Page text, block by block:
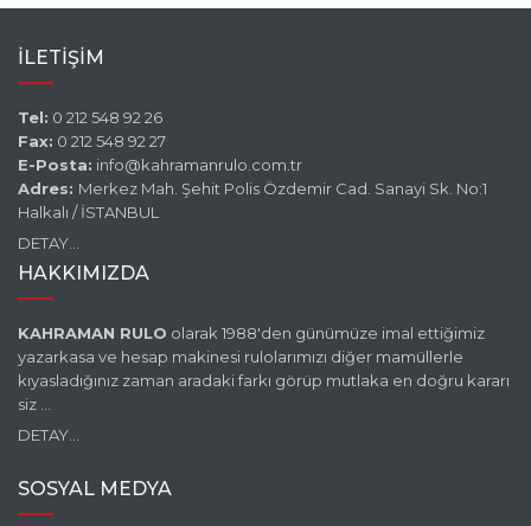
İLETİŞİM
Tel: 0 212 548 92 26
Fax: 0 212 548 92 27
E-Posta: info@kahramanrulo.com.tr
Adres: Merkez Mah. Şehit Polis Özdemir Cad. Sanayi Sk. No:1
Halkalı / İSTANBUL
DETAY...
HAKKIMIZDA
KAHRAMAN RULO olarak 1988'den günümüze imal ettiğimiz
yazarkasa ve hesap makinesi rulolarımızı diğer mamüllerle
kıyasladığınız zaman aradaki farkı görüp mutlaka en doğru kararı
siz ...
DETAY...
SOSYAL MEDYA